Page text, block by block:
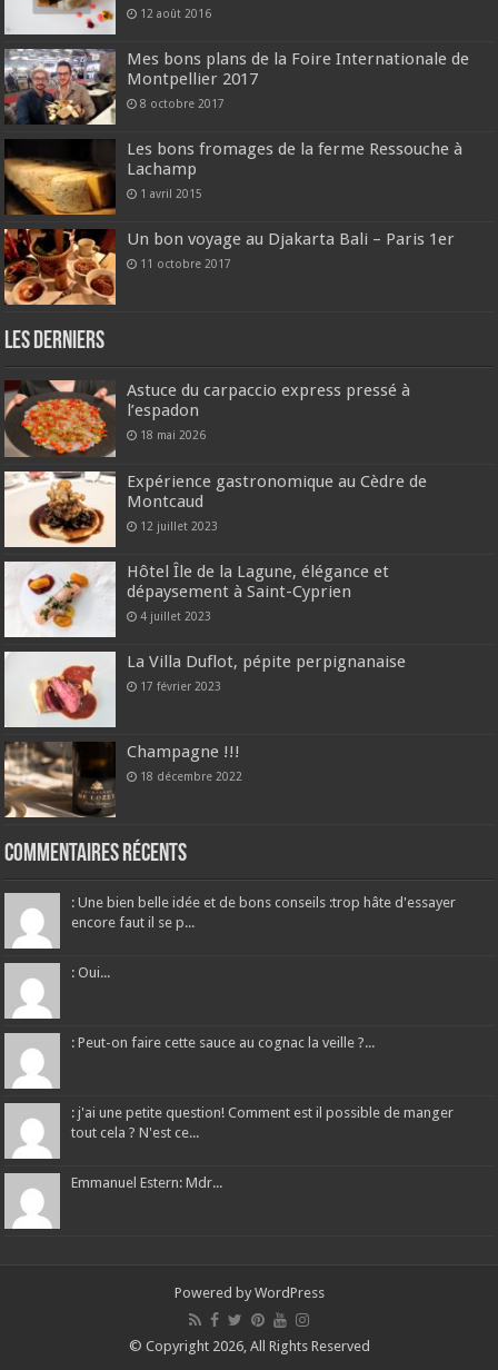
12 août 2016
Mes bons plans de la Foire Internationale de
Montpellier 2017
8 octobre 2017
Les bons fromages de la ferme Ressouche à
Lachamp
1 avril 2015
Un bon voyage au Djakarta Bali – Paris 1er
11 octobre 2017
Les derniers
Astuce du carpaccio express pressé à
l’espadon
18 mai 2026
Expérience gastronomique au Cèdre de
Montcaud
12 juillet 2023
Hôtel Île de la Lagune, élégance et
dépaysement à Saint-Cyprien
4 juillet 2023
La Villa Duflot, pépite perpignanaise
17 février 2023
Champagne !!!
18 décembre 2022
Commentaires récents
: Une bien belle idée et de bons conseils :trop hâte d'essayer
encore faut il se p...
: Oui...
: Peut-on faire cette sauce au cognac la veille ?...
: j'ai une petite question! Comment est il possible de manger
tout cela ? N'est ce...
Emmanuel Estern: Mdr...
Powered by WordPress
© Copyright 2026, All Rights Reserved